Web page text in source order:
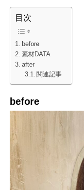
目次
before
素材DATA
after
関連記事
before